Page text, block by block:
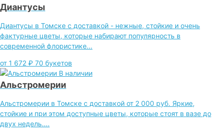
Диантусы
Диантусы в Томске с доставкой - нежные, стойкие и очень
фактурные цветы, которые набирают популярность в
современной флористике...
от 1 672 ₽ 70 букетов
В наличии
Альстромерии
Альстромерии в Томске с доставкой от 2 000 руб. Яркие,
стойкие и при этом доступные цветы, которые стоят в вазе до
двух недель....